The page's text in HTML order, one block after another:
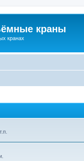
краны
кранах